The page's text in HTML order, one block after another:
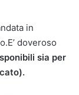
in
doveroso
sia per